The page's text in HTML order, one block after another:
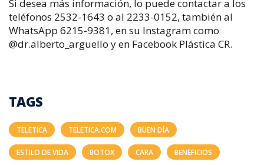
Si desea más información, lo puede contactar a los
teléfonos 2532-1643 o al 2233-0152, también al
WhatsApp 6215-9381, en su Instagram como
@dr.alberto_arguello y en Facebook Plástica CR.
TAGS
TELETICA TELETICA.COM BUEN DÍA
ESTILO DE VIDA BOTOX CARA BENEFICIOS